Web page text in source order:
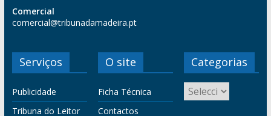
Comercial
comercial@tribunadamadeira.pt
Serviços
Publicidade
Tribuna do Leitor
O site
Ficha Técnica
Contactos
Categorias